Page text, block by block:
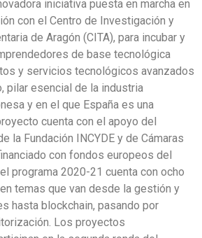
iniciativa puesta en marcha en
con el Centro de Investigación y
de Aragón (CITA), para incubar y
de base tecnológica
y servicios tecnológicos avanzados
pilar esencial de la industria
y en el que España es una
cuenta con el apoyo del
la Fundación INCYDE y de Cámaras
con fondos europeos del
programa 2020-21 cuenta con ocho
temas que van desde la gestión y
hasta blockchain, pasando por
Los proyectos